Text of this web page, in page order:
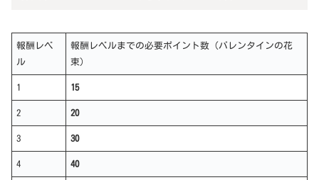
報酬レベ
ル
報酬レベルまでの必要ポイント数（バレンタインの花
束）
1 15
2 20
3 30
4 40